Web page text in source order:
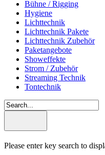
Bühne / Rigging
Hygiene
Lichttechnik
Lichttechnik Pakete
Lichttechnik Zubehör
Paketangebote
Showeffekte
Strom / Zubehör
Streaming Technik
Tontechnik
Please enter key search to